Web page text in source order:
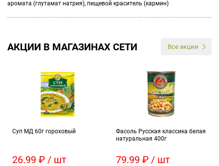
аромата (глутамат натрия), пищевой краситель (кармин)
АКЦИИ В МАГАЗИНАХ СЕТИ Все акции
Суп МД 60г гороховый
26.99 ₽ / шт
Фасоль Русская классика белая
натуральная 400г
79.99 ₽ / шт